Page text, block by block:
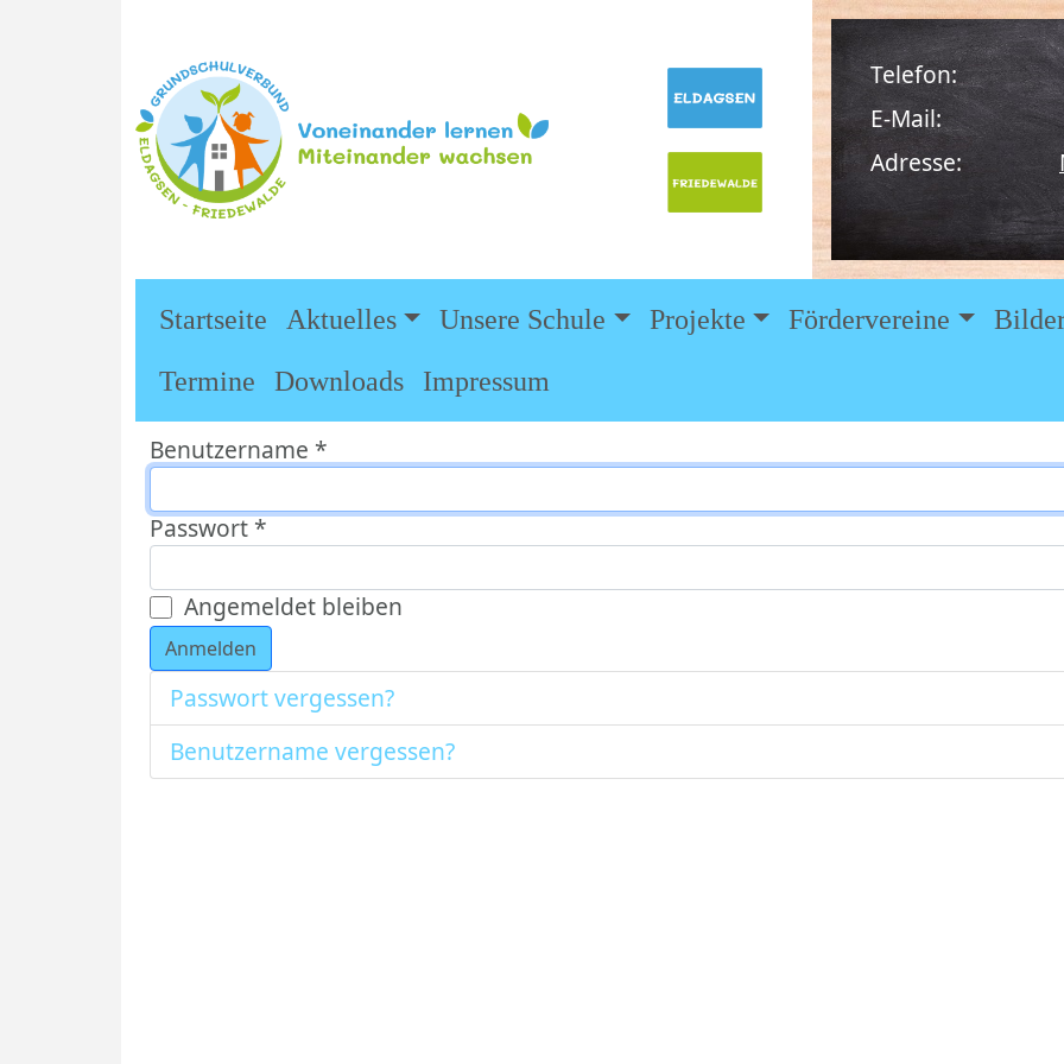
Telefon:
E-Mail:
Adresse:
Startseite Aktuelles Unsere Schule Projekte Fördervereine
Termine
Downloads Impressum
Benutzername *
Passwort *
Angemeldet bleiben
Anmelden
Passwort vergessen?
Benutzername vergessen?